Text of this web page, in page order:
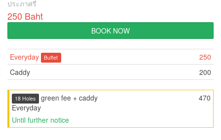
ประภาศรี
250 Baht
BOOK NOW
Everyday Buffet
250
Caddy
200
470
18 Holes green fee + caddy
Everyday
Until further notice